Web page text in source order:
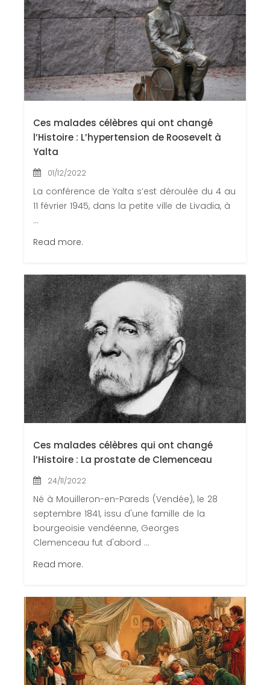
Ces malades célèbres qui ont changé
l’Histoire : L’hypertension de Roosevelt à
Yalta
01/12/2022
La conférence de Yalta s’est déroulée du 4 au
11 février 1945, dans la petite ville de Livadia, à
...
Read more.
Ces malades célèbres qui ont changé
l’Histoire : La prostate de Clemenceau
24/11/2022
Né à Mouilleron-en-Pareds (Vendée), le 28
septembre 1841, issu d'une famille de la
bourgeoisie vendéenne, Georges
Clemenceau fut d'abord ...
Read more.